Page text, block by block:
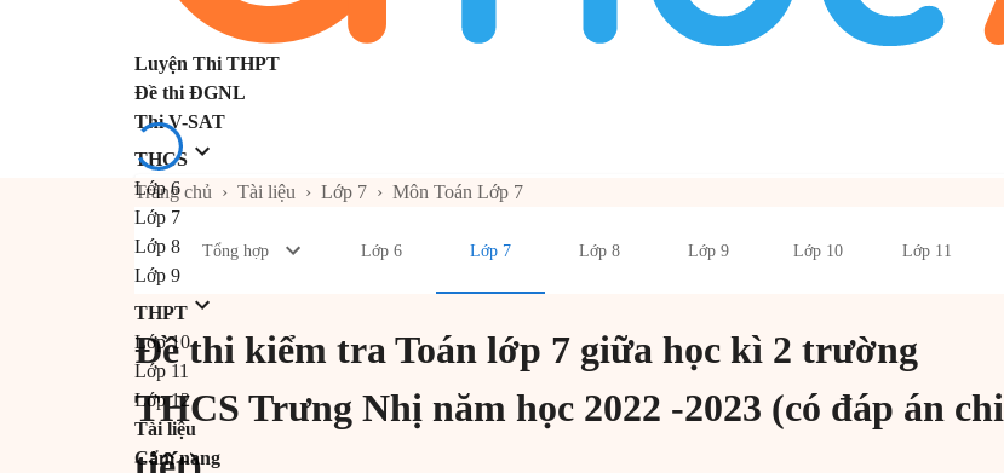
Luyện Thi THPT
Đề thi ĐGNL
Thi V-SAT
THCS
Lớp 6
Lớp 7
Lớp 8
Lớp 9
THPT
Lớp 10
Lớp 11
Lớp 12
Tài liệu
Cẩm nang
Trang chủ › Tài liệu › Lớp 7 › Môn Toán Lớp 7
Tổng hợp Lớp 6 Lớp 7 Lớp 8 Lớp 9 Lớp 10 Lớp 11
Đề thi kiểm tra Toán lớp 7 giữa học kì 2 trường
THCS Trưng Nhị năm học 2022 -2023 (có đáp án chi